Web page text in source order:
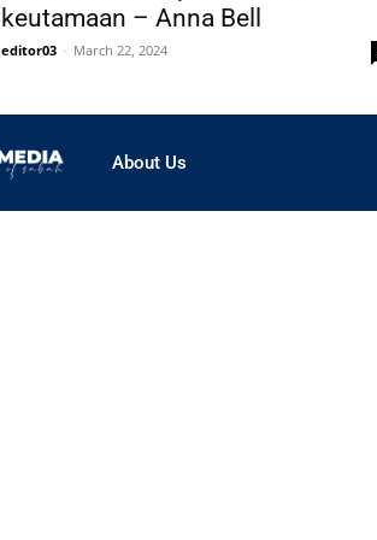
keutamaan – Anna Bell
editor03 - March 22, 2024
About Us